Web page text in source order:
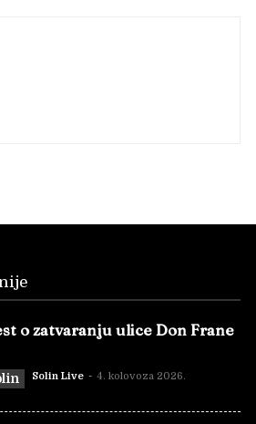
o zatvaranju ulice Don Frane
Solin Live - 4. kolovoza 2026.